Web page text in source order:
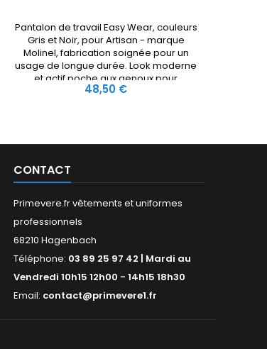
Pantalon de travail Easy Wear, couleurs
Gris et Noir, pour Artisan - marque
Molinel, fabrication soignée pour un
usage de longue durée. Look moderne
et actif poche aux genoux pour
recevoir des mousses de protection
sur cuisse gauche poche mètre...
Prix
48,50 €
CONTACT
Primevere.fr vêtements et uniformes
professionnels
68210 Hagenbach
Téléphone: 03 89 25 97 42 | Mardi au
Vendredi 10h15 12h00 - 14h15 18h30
Email: contact@primevere1.fr